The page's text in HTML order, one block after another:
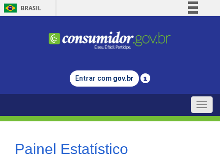
BRASIL
Comunica BR
Legislação
Entrar com gov.br
Toggle
Painel Estatístico